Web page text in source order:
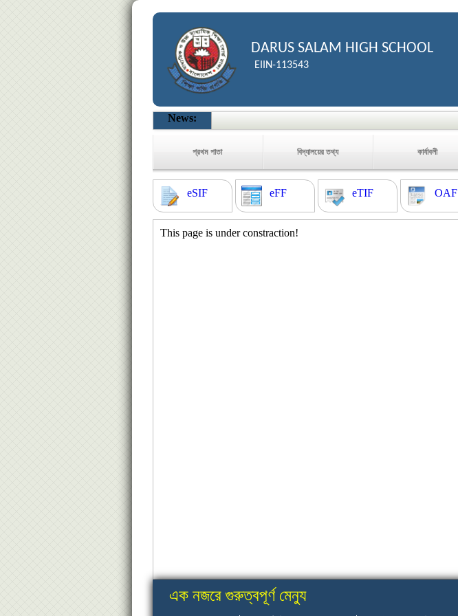
DARUS SALAM HIGH SCHOOL
EIIN-113543
News:
প্রথম পাতা বিদ্যালয়ের তথ্য কার্যাবলী
eSIF eFF eTIF OAF
This page is under constraction!
এক নজরে গুরুত্বপূর্ণ মেন্যু